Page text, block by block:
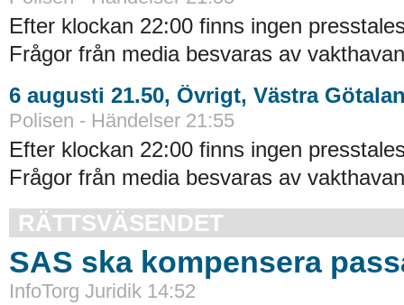
Efter klockan 22:00 finns ingen
Frågor från media besvaras av
6 augusti 21.50, Övrigt, Västra
Polisen - Händelser 21:55
Efter klockan 22:00 finns ingen
Frågor från media besvaras av
RÄTTSVÄSENDET
SAS ska kompensera
InfoTorg Juridik 14:52